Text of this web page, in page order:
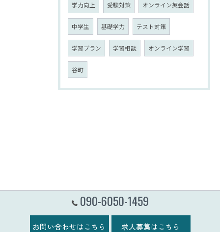
学力向上 受験対策 オンライン英会話
中学生 基礎学力 テスト対策
学習プラン 学習相談 オンライン学習
谷町
090-6050-1459
お問い合わせはこちら 求人募集はこちら